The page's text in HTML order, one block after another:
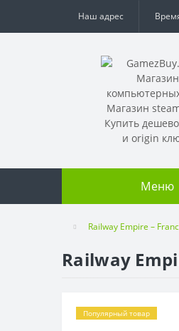
Наш адрес
Меню
Railway Empire –
Railway
Популярный товар